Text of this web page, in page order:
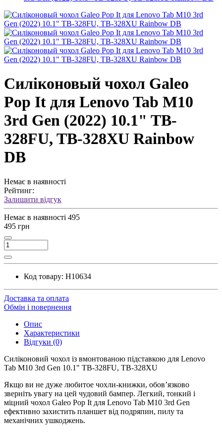
Силіконовый чохол Galeo
Pop It для Lenovo Tab M10
3rd Gen (2022) 10.1" TB-
328FU, TB-328XU Rainbow
DB
Немає в наявності
Рейтинг:
Залишити відгук
Немає в наявності 495
495 грн
Код товару: H10634
Доставка та оплата
Обмін і повернення
Опис
Характеристики
Відгуки (0)
Силіконовий чохол із вмонтованою підставкою для Lenovo
Tab M10 3rd Gen 10.1" TB-328FU, TB-328XU
Якщо ви не дуже любитое чохли-книжки, обов’язково
зверніть увагу на цей чудовий бампер. Легкий, тонкий і
міцний чохол Galeo Pop It для Lenovo Tab M10 3rd Gen
ефективно захистить планшет від подряпин, пилу та
механічних ушкоджень.